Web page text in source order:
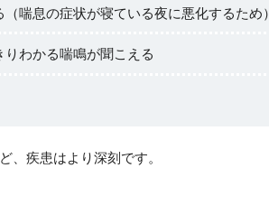
喘息の症状が寝ている夜に悪化するため）
わかる喘鳴が聞こえる
、疾患はより深刻です。